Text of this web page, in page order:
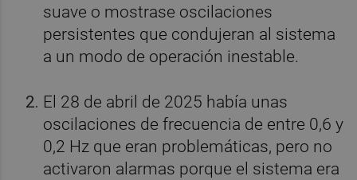
suave o mostrase oscilaciones
persistentes que condujeran al sistema
a un modo de operación inestable.
El 28 de abril de 2025 había unas
oscilaciones de frecuencia de entre 0,6 y
0,2 Hz que eran problemáticas, pero no
activaron alarmas porque el sistema era